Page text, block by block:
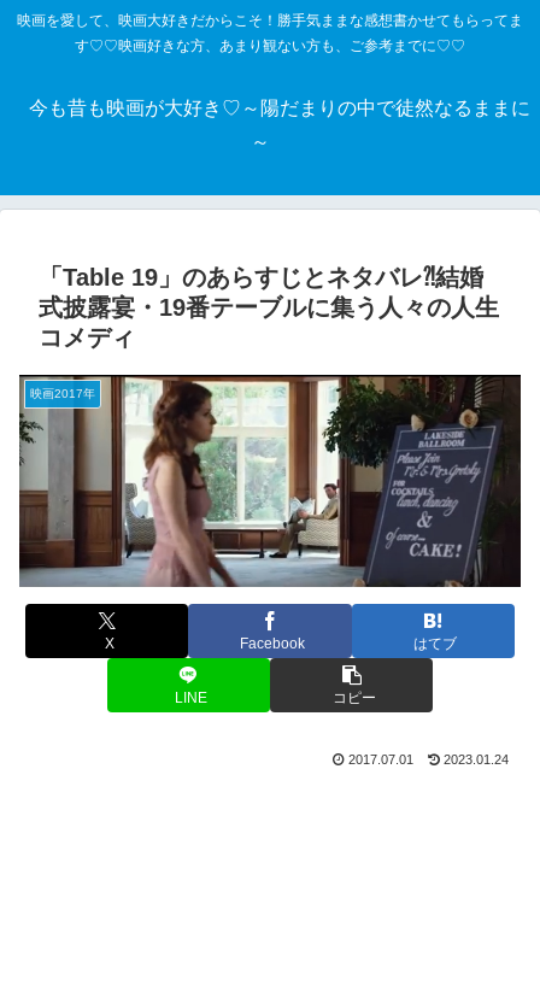
映画を愛して、映画大好きだからこそ！勝手気ままな感想書かせてもらってま
す♡♡映画好きな方、あまり観ない方も、ご参考までに♡♡
今も昔も映画が大好き♡～陽だまりの中で徒然なるままに
～
「Table 19」のあらすじとネタバレ⁈結婚
式披露宴・19番テーブルに集う人々の人生
コメディ
映画2017年
X Facebook はてブ
LINE コピー
2017.07.01 2023.01.24